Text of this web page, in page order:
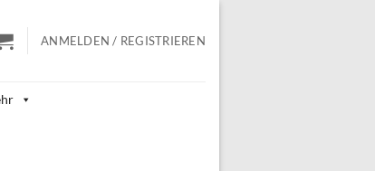
ANMELDEN / REGISTRIEREN